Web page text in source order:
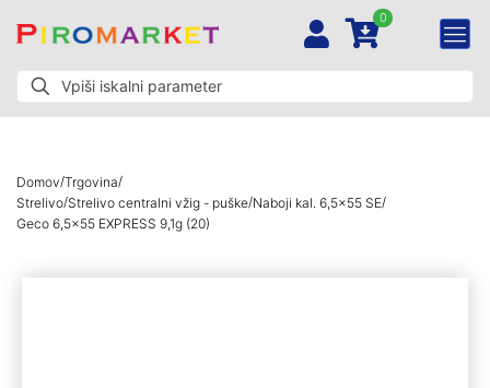
0
Domov/Trgovina/
Strelivo/Strelivo centralni vžig - puške/Naboji kal. 6,5x55 SE/
Geco 6,5×55 EXPRESS 9,1g (20)